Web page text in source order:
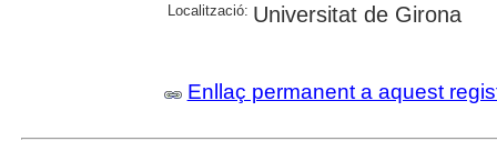
Localització: Universitat de Girona
Enllaç permanent a aquest